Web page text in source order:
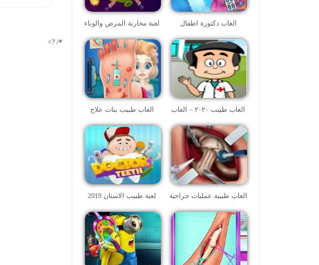
العاب دكتورة اطفال لعبة محاربة المرض والوباء
العاب طبيب ٢٠٢٠ – العاب
العاب طبيب بنات علاج
العاب طبيبة عمليات جراحية لعبة طبيب الاسنان 2019
*/ ?>